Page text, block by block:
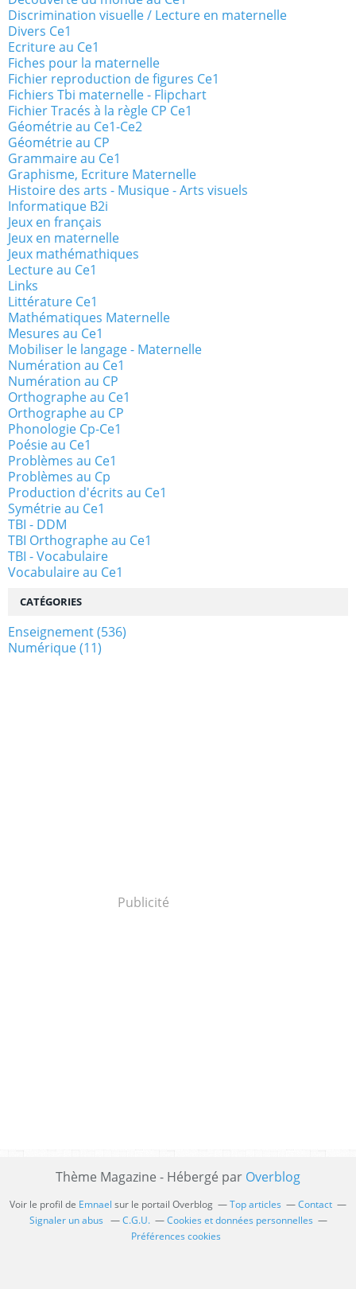
Discrimination visuelle / Lecture en maternelle
Divers Ce1
Ecriture au Ce1
Fiches pour la maternelle
Fichier reproduction de figures Ce1
Fichiers Tbi maternelle - Flipchart
Fichier Tracés à la règle CP Ce1
Géométrie au Ce1-Ce2
Géométrie au CP
Grammaire au Ce1
Graphisme, Ecriture Maternelle
Histoire des arts - Musique - Arts visuels
Informatique B2i
Jeux en français
Jeux en maternelle
Jeux mathémathiques
Lecture au Ce1
Links
Littérature Ce1
Mathématiques Maternelle
Mesures au Ce1
Mobiliser le langage - Maternelle
Numération au Ce1
Numération au CP
Orthographe au Ce1
Orthographe au CP
Phonologie Cp-Ce1
Poésie au Ce1
Problèmes au Ce1
Problèmes au Cp
Production d'écrits au Ce1
Symétrie au Ce1
TBI - DDM
TBI Orthographe au Ce1
TBI - Vocabulaire
Vocabulaire au Ce1
CATÉGORIES
Enseignement(536)
Numérique(11)
Publicité
Thème Magazine - Hébergé par Overblog
Voir le profil de Emnael sur le portail Overblog Top articles
Contact
Signaler un abus
C.G.U.
Cookies et données personnelles
Préférences cookies